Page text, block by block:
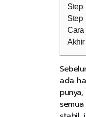
Step
Step
Cara
Akhir
ada